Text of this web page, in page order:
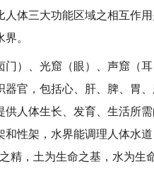
体三大功能区域之相互作用
。
）、光窟（眼）、声窟（耳
官，包括心、肝、脾、胃
人体生长、发育、生活所
性架，水界能调理人体水
精，土为生命之基，水为生